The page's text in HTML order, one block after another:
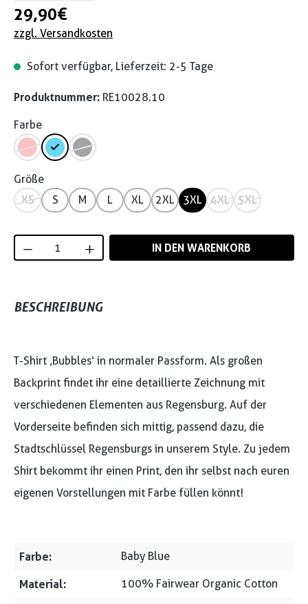
29,90 €
zzgl. Versandkosten
Sofort verfügbar, Lieferzeit: 2-5 Tage
Produktnummer: RE10028.10
Farbe
Größe
XS
S M L XL 2XL 3XL 4XL 5XL
Produkt Anzahl: Gib den gewünschten
IN DEN WARENKORB
BESCHREIBUNG
T-Shirt ‚Bubbles‘ in normaler Passform. Als großen
Backprint findet ihr eine detaillierte Zeichnung mit
verschiedenen Elementen aus Regensburg. Auf der
Vorderseite befinden sich mittig, passend dazu, die
Stadtschlüssel Regensburgs in unserem Style. Zu jedem
Shirt bekommt ihr einen Print, den ihr selbst nach euren
eigenen Vorstellungen mit Farbe füllen könnt!
Farbe: Baby Blue
Material: 100% Fairwear Organic Cotton